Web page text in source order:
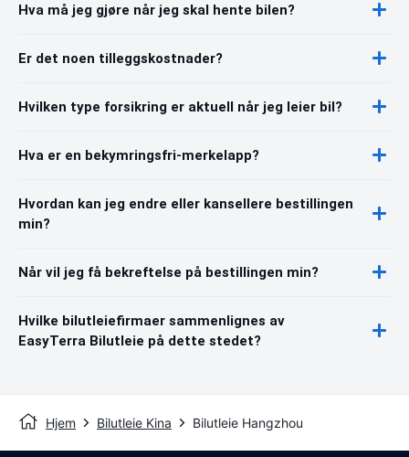
Hva må jeg gjøre når jeg skal hente bilen?
Er det noen tilleggskostnader?
Hvilken type forsikring er aktuell når jeg leier bil?
Hva er en bekymringsfri-merkelapp?
Hvordan kan jeg endre eller kansellere bestillingen
min?
Når vil jeg få bekreftelse på bestillingen min?
Hvilke bilutleiefirmaer sammenlignes av
EasyTerra Bilutleie på dette stedet?
Hjem Bilutleie Kina Bilutleie Hangzhou